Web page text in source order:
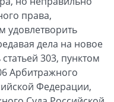
права,
удовлетворить
дела на новое
303, пунктом
Арбитражного
Федерации,